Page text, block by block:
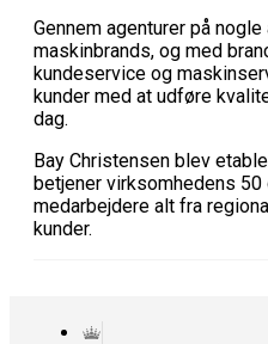
Gennem agenturer på
maskinbrands, og med
kundeservice og
kunder med at udføre
dag.
Bay Christensen blev
betjener virksomhedens
medarbejdere alt fra
kunder.